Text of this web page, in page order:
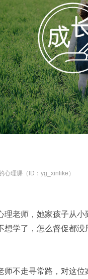
心理课（ID：yg_xinlike）
理老师，她家孩子从
想学了，怎么督促都
师不走寻常路，对这